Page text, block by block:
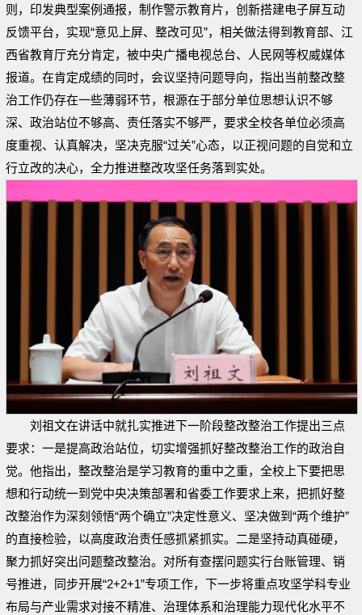
则，印发典型案例通报，制作警示教育片，创新搭建电子屏互动
反馈平台，实现“意见上屏、整改可见”，相关做法得到教育部、江
西省教育厅充分肯定，被中央广播电视总台、人民网等权威媒体
报道。在肯定成绩的同时，会议坚持问题导向，指出当前整改整
治工作仍存在一些薄弱环节，根源在于部分单位思想认识不够
深、政治站位不够高、责任落实不够严，要求全校各单位必须高
度重视、认真解决，坚决克服“过关”心态，以正视问题的自觉和立
行立改的决心，全力推进整改攻坚任务落到实处。
刘祖文在讲话中就扎实推进下一阶段整改整治工作提出三点
要求：一是提高政治站位，切实增强抓好整改整治工作的政治自
觉。他指出，整改整治是学习教育的重中之重，全校上下要把思
想和行动统一到党中央决策部署和省委工作要求上来，把抓好整
改整治作为深刻领悟“两个确立”决定性意义、坚决做到“两个维护”
的直接检验，以高度政治责任感抓紧抓实。二是坚持动真碰硬，
聚力抓好突出问题整改整治。对所有查摆问题实行台账管理、销
号推进，同步开展“2+2+1”专项工作，下一步将重点攻坚学科专业
布局与产业需求对接不精准、治理体系和治理能力现代化水平不